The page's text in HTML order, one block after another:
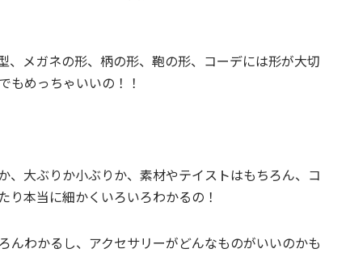
、メガネの形、柄の形、鞄の形、コーデには形が大切
もめっちゃいいの！！
、大ぶりか小ぶりか、素材やテイストはもちろん、コ
り本当に細かくいろいろわかるの！
んわかるし、アクセサリーがどんなものがいいのかも